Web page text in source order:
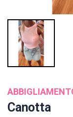
Canotta